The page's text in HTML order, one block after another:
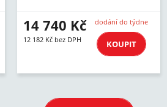
14 740 Kč
12 182 Kč bez DPH
dodání do týdne
KOUPIT